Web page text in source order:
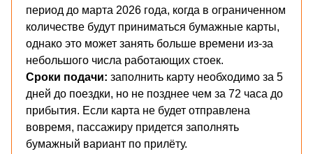
период до марта 2026 года, когда в ограниченном
количестве будут приниматься бумажные карты,
однако это может занять больше времени из-за
небольшого числа работающих стоек.
Сроки подачи: заполнить карту необходимо за 5
дней до поездки, но не позднее чем за 72 часа до
прибытия. Если карта не будет отправлена
вовремя, пассажиру придется заполнять
бумажный вариант по прилёту.